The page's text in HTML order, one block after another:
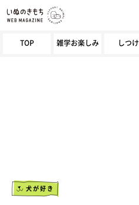
TOP 雑学お楽しみ しつけ
犬が好き